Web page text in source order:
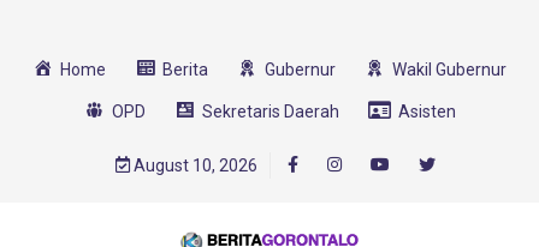
Home Berita Gubernur Wakil Gubernur
OPD Sekretaris Daerah Asisten
August 10, 2026